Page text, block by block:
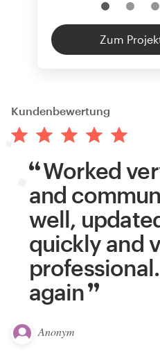
Zum
Kundenbewertung
Worked
and
well,
quickly and
again
Anonym